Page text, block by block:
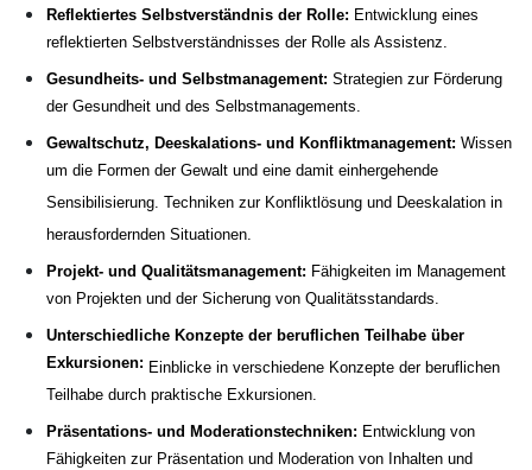
Reflektiertes Selbstverständnis der Rolle: Entwicklung eines
reflektierten Selbstverständnisses der Rolle als Assistenz.
Gesundheits- und Selbstmanagement: Strategien zur Förderung
der Gesundheit und des Selbstmanagements.
Gewaltschutz, Deeskalations- und Konfliktmanagement: Wissen
um die Formen der Gewalt und eine damit einhergehende
Sensibilisierung. Techniken zur Konfliktlösung und Deeskalation in
herausfordernden Situationen.
Projekt- und Qualitätsmanagement: Fähigkeiten im Management
von Projekten und der Sicherung von Qualitätsstandards.
Unterschiedliche Konzepte der beruflichen Teilhabe über
Exkursionen: Einblicke in verschiedene Konzepte der beruflichen
Teilhabe durch praktische Exkursionen.
Präsentations- und Moderationstechniken: Entwicklung von
Fähigkeiten zur Präsentation und Moderation von Inhalten und